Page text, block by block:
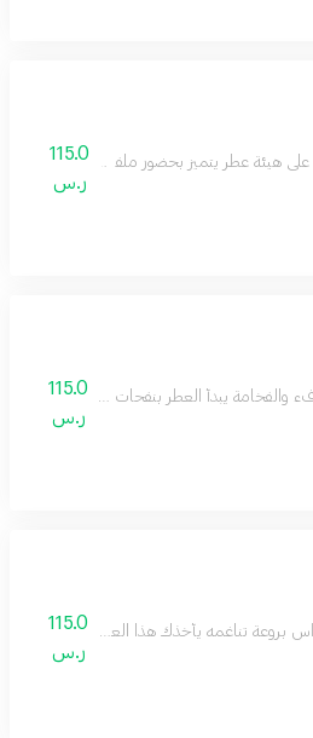
على هيئة عطر يتميز بحضور ملفت وفوحان طاغي
115.0
ر.س
والفخامة يبدأ العطر بنفحات اللوز الدافئ
115.0
ر.س
بروعة تناغمه يأخذك هذا العطر في رحلة من
115.0
ر.س